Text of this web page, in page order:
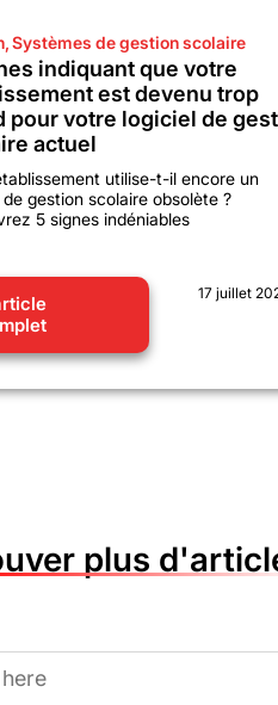
,Systèmes de gestion scolaire
indiquant que votre
est devenu trop
pour votre logiciel de
actuel
utilise-t-il encore un
de gestion scolaire obsolète ?
5 signes indéniables
17 juillet
plus